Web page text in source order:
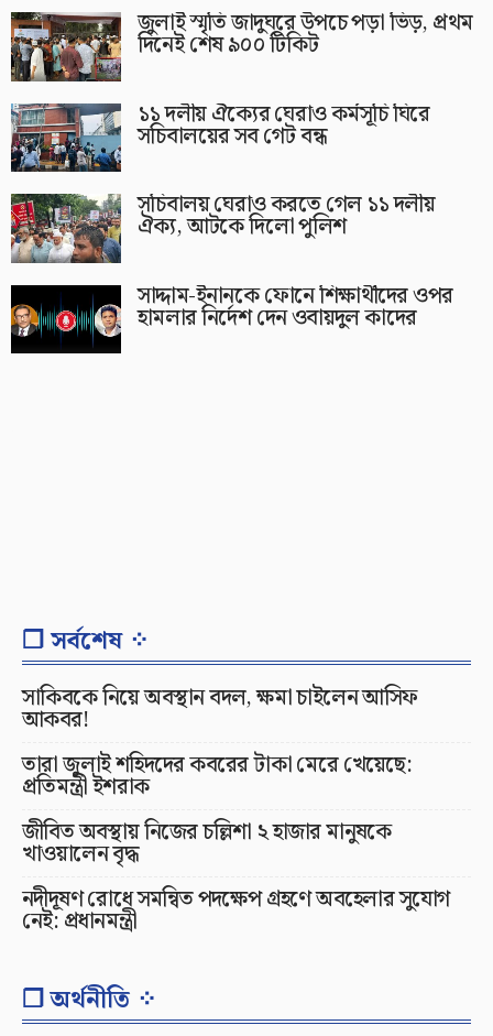
জুলাই স্মৃতি জাদুঘরে উপচে পড়া ভিড়, প্রথম
দিনেই শেষ ৯০০ টিকিট
১১ দলীয় ঐক্যের ঘেরাও কর্মসূচি ঘিরে
সচিবালয়ের সব গেট বন্ধ
সচিবালয় ঘেরাও করতে গেল ১১ দলীয়
ঐক্য, আটকে দিলো পুলিশ
সাদ্দাম-ইনানকে ফোনে শিক্ষার্থীদের ওপর
হামলার নির্দেশ দেন ওবায়দুল কাদের
❐ সর্বশেষ ⁘
সাকিবকে নিয়ে অবস্থান বদল, ক্ষমা চাইলেন আসিফ
আকবর!
তারা জুলাই শহিদদের কবরের টাকা মেরে খেয়েছে:
প্রতিমন্ত্রী ইশরাক
জীবিত অবস্থায় নিজের চল্লিশা ২ হাজার মানুষকে
খাওয়ালেন বৃদ্ধ
নদীদূষণ রোধে সমন্বিত পদক্ষেপ গ্রহণে অবহেলার সুযোগ
নেই: প্রধানমন্ত্রী
❐ অর্থনীতি ⁘